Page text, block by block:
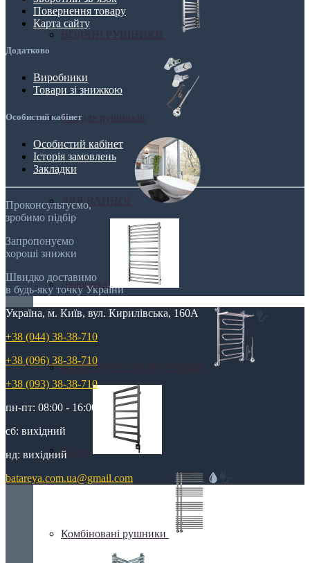
Все для рушників
ДЛЯ ВАННОЇ
Драбинка
ЕЛЕКТРИЧНІ ПОЛОТНИКИ
Елітні
Комбіновані рушники
Повернення товару
Карта сайту
Додатково
Виробники
Товари зі знижкою
Особистий кабінет
Особистий кабінет
Історія замовлень
Закладки
Проконсультуємо,
зробимо підбір
Запропонуємо
хороші знижки
Швидко доставимо
в будь-яку точку України
Україна, м. Київ, вул. Кирилівська, 160А
+38 (044) 38-38-710
+38 (096) 38-38-710
+38 (093) 38-38-710
пн-пт: 08:00 - 16:00
сб: вихідний
нд: вихідний
batareya.com.ua@gmail.com